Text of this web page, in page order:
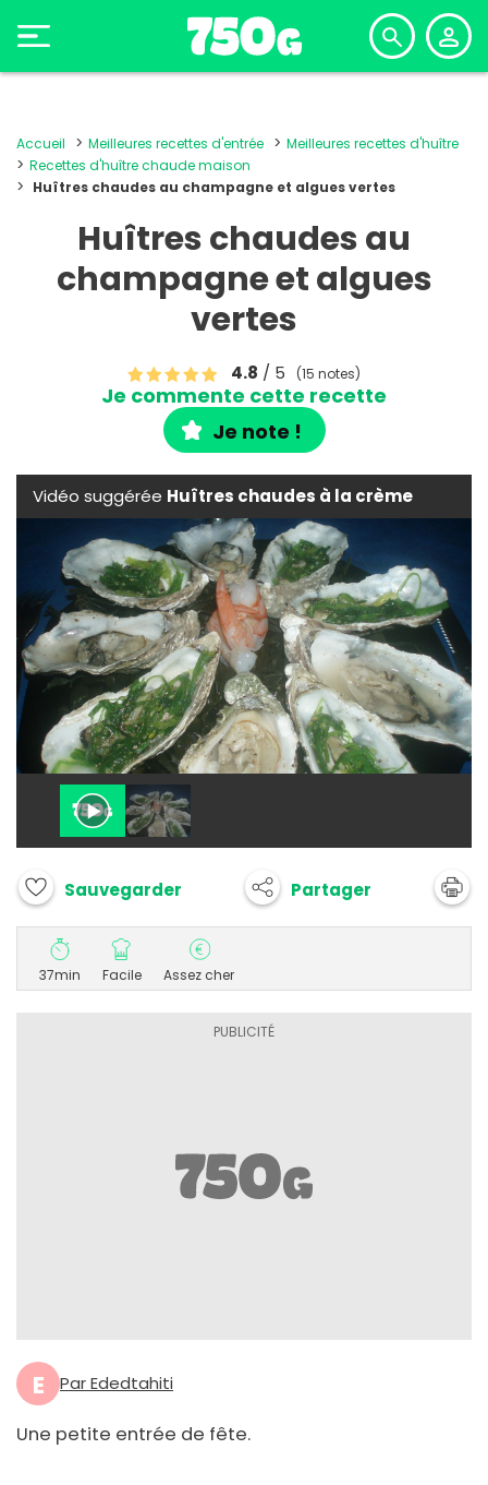
Accueil Meilleures recettes d'entrée
Meilleures recettes d'huître
Recettes d'huître chaude maison
Huîtres chaudes au champagne et algues vertes
Huîtres chaudes au
champagne et algues
vertes
4.8 / 5 (15 notes)
Je commente cette recette
Je note !
Vidéo suggérée Huîtres chaudes à la crème
Sauvegarder Partager
37min Facile Assez cher
E Par Ededtahiti
Une petite entrée de fête.